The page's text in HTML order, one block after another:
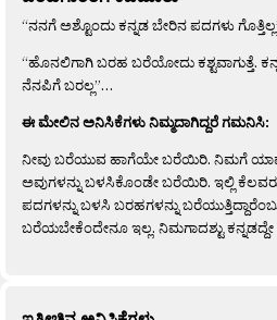
“ನನಗೆ ಅಶ್ಟೊಂದು ಕನ್ನಡ ಬೇರಿನ ಪದಗಳು
“ಹೊನಲಿಗಾಗಿ ಬರಹ ಬರೆಯೋದು ಕಶ್ಟವಾಗುತ್ತೆ.
ನೆನಪಿಗೆ ಬರಲ್ಲ”…
ಈ ಮೇಲಿನ ಅನಿಸಿಕೆಗಳು ನಿಮ್ಮದಾಗಿದ್ದರೆ ಗಮನಿಸಿ:
ನೀವು ಬರೆಯುವ ಹಾಗೆಯೇ ಬರೆಯಿರಿ. ನಿಮಗೆ
ಅವುಗಳನ್ನು ಬಳಸಿಕೊಂಡೇ ಬರೆಯಿರಿ. ಇಲ್ಲಿ
ಪದಗಳನ್ನು ಬಳಸಿ ಬರಹಗಳನ್ನು
ಬರೆಯಬೇಕೆಂದೇನೂ ಇಲ್ಲ. ನಿಮಗಾದಶ್ಟು